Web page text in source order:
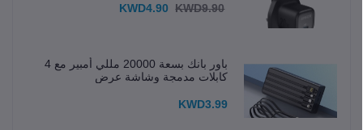
KWD4.90 KWD9.90
باور بانك بسعة 20000 مللي أمبير مع 4
كابلات مدمجة وشاشة عرض
KWD3.99